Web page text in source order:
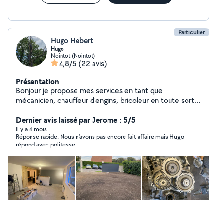
Particulier
Hugo Hebert
Hugo
Nointot (Nointot)
4,8/5 (22 avis)
Présentation
Bonjour je propose mes services en tant que
mécanicien, chauffeur d'engins, bricoleur en toute sorte,
diverses !
Dernier avis laissé par Jerome : 5/5
Il y a 4 mois
Réponse rapide. Nous n'avons pas encore fait affaire mais Hugo
répond avec politesse